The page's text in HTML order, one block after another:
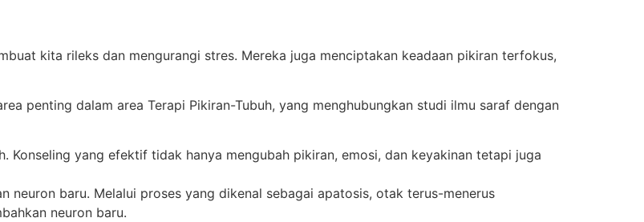
kita rileks dan mengurangi stres. Mereka juga menciptakan keadaan pikiran terfokus,
penting dalam area Terapi Pikiran-Tubuh, yang menghubungkan studi ilmu saraf dengan
Konseling yang efektif tidak hanya mengubah pikiran, emosi, dan keyakinan tetapi juga
neuron baru. Melalui proses yang dikenal sebagai apatosis, otak terus-menerus
neuron baru.